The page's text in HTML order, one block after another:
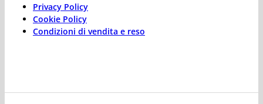
Privacy Policy
Cookie Policy
Condizioni di vendita e reso